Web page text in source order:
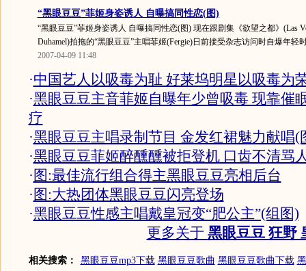
“黑眼豆豆”菲姬身姿诱人 自曝搞同性恋(图)
“黑眼豆豆”菲姬身姿诱人 自曝搞同性恋(图) 现在跟剧集《欲望之都》(Las
Duhamel)拍拖的“黑眼豆豆”主唱菲姬(Fergie)日前接受杂志访问时自爆年轻
2007-04-09 11:48
·中国艺人以吸毒为耻 好莱坞明星以吸毒为
·黑眼豆豆主音菲姬自曝年少曾吸毒 现靠催
疗
·黑眼豆豆主唱录制节目 金发红裙魅力献唱(
·黑眼豆豆菲姬醉醺醺被拒登机 口齿不清骂
· 图:最佳流行组合得主黑眼豆豆亮相后台
· 图:大热团体黑眼豆豆闪亮登场
·黑眼豆豆性感主唱戴皇冠变“肥公主”(组图)
更多关于 黑眼豆豆 狂野
相关搜索： 黑眼豆豆mp3下载 黑眼豆豆歌曲 黑眼豆豆歌曲下载